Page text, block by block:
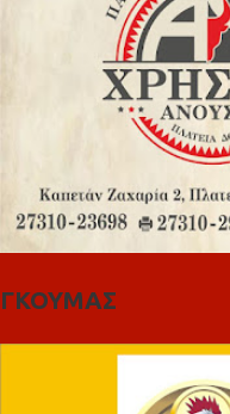
ΓΚΟΥΜΑΣ